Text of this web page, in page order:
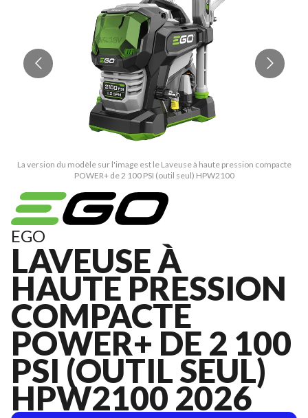
La version du modèle sur l'image est le Laveuse à haute pression compacte
POWER+ de 2 100 PSI (outil seul) HPW2100
EGO
LAVEUSE À
HAUTE PRESSION
COMPACTE
POWER+ DE 2 100
PSI (OUTIL SEUL)
HPW2100 2026